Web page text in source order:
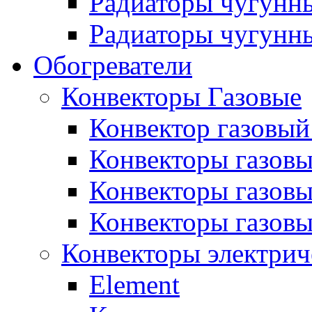
Радиаторы
Обогреватели
Конвекторы Газовые
Конвектор
Конвекторы
Конвекторы
Конвекторы
Конвекторы
Element